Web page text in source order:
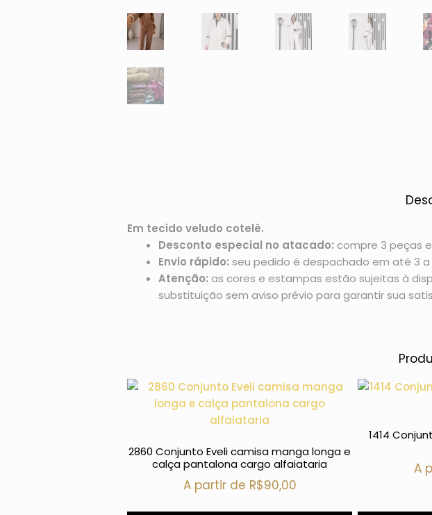
Em tecido veludo cotelê.
Desconto especial no atacado: compre 3 peças
Envio rápido: seu pedido é despachado em até 3
Atenção: as cores e estampas estão sujeitas à
substituição sem aviso prévio para garantir sua
2860 Conjunto Eveli camisa manga longa e
calça pantalona cargo alfaiataria
A partir de R$90,00
1414
A